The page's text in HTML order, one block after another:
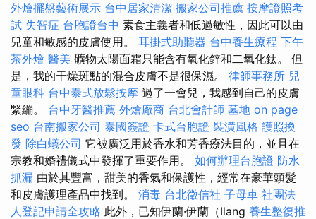
外燴擺盤藝術展示 台中居家清潔 搬家公司推薦 按摩證照考
試 失智症 台胞證台中 素食主義者和低過敏性，因此可以由
兒童和敏感的皮膚使用。 耳掛式助聽器 台中養生療程 下午
茶外燴 醫美 礦物太陽面霜只能含有氧化鋅和二氧化鈦。 但
是，我的干燥斑點的混合皮膚不是很保濕。 律師事務所 兒
童眼科 台中泰式放鬆按摩 過了一會兒，我感到自己的皮膚
緊繃。 台中牙醫推薦 外燴廠商 台北會計師 墓地 on page
seo 台南搬家公司 泰國簽證 卡式台胞證 裝潢風格 護照換
發 除白蟻公司 它被廣泛用於香水和芳香療法目的，並且在
宗教和婚禮儀式中發揮了重要作用。 如何辦理台胞證 防水
抓漏 由於其豐富，甜美的香氣和保護性，經常在豪華頭髮
和皮膚護理產品中找到。 消毒 台北徵信社 子母車 社團法
人登記申請全攻略 此外，已知伊蘭·伊蘭（Ilang 養生整復推